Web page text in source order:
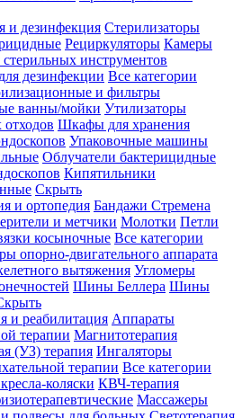
и дезинфекция Стерилизаторы
Рециркуляторы Камеры
стерильных инструментов
дезинфекции Все категории
и фильтры
ванны/мойки Утилизаторы
Шкафы для хранения
Упаковочные машины
Облучатели бактерицидные
Кипятильники
Скрыть
и ортопедия Бандажи Стремена
и метчики Молотки Петли
косыночные Все категории
опорно-двигательного аппарата
вытяжения Угломеры
Шины Беллера Шины
и реабилитация Аппараты
терапии Магнитотерапия
(УЗ) терапия Ингаляторы
терапии Все категории
коляски КВЧ-терапия
Массажеры